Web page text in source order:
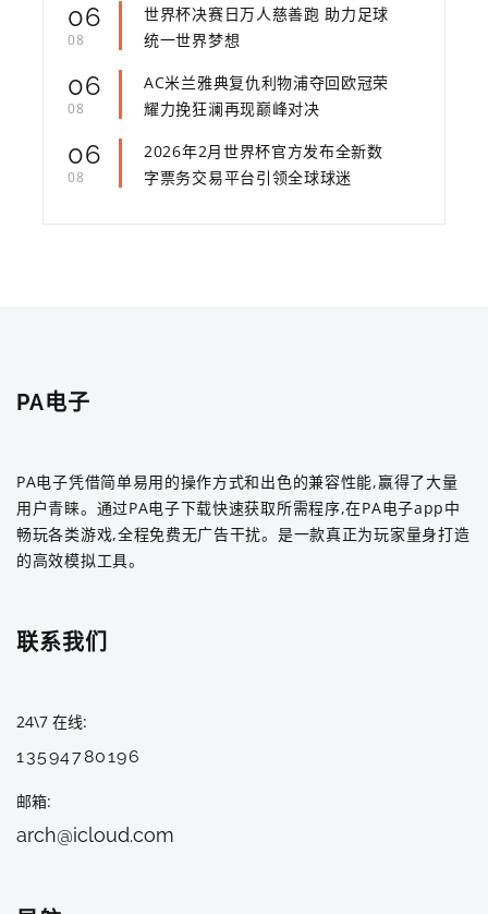
06
08
世界杯决赛日万人慈善跑 助力足球
统一世界梦想
06
08
AC米兰雅典复仇利物浦夺回欧冠荣
耀力挽狂澜再现巅峰对决
06
08
2026年2月世界杯官方发布全新数
字票务交易平台引领全球球迷
PA电子
PA电子凭借简单易用的操作方式和出色的兼容性能,赢得了大量
用户青睐。通过PA电子下载快速获取所需程序,在PA电子app中
畅玩各类游戏,全程免费无广告干扰。是一款真正为玩家量身打造
的高效模拟工具。
联系我们
24\7 在线
13594780196
邮箱
arch@icloud.com